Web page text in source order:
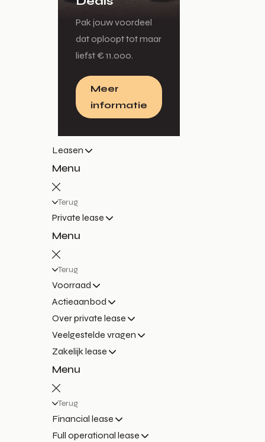
Pak jouw voordeel
dat oploopt tot maar
liefst € 11.000.
Meer
informatie
Leasen
Menu
Terug
Private lease
Menu
Terug
Voorraad
Actieaanbod
Over private lease
Veelgestelde vragen
Zakelijk lease
Menu
Terug
Financial lease
Full operational lease